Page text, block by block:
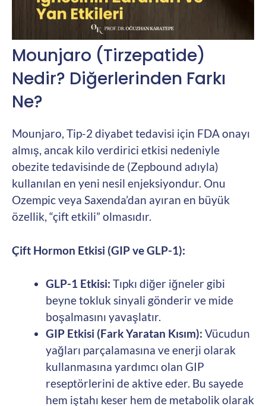
Mounjaro (Tirzepatide)
Nedir? Diğerlerinden Farkı
Ne?
Mounjaro, Tip-2 diyabet tedavisi için FDA onayı
almış, ancak kilo verdirici etkisi nedeniyle
obezite tedavisinde de (Zepbound adıyla)
kullanılan en yeni nesil enjeksiyondur. Onu
Ozempic veya Saxenda’dan ayıran en büyük
özellik, “çift etkili” olmasıdır.
Çift Hormon Etkisi (GIP ve GLP-1):
GLP-1 Etkisi: Tıpkı diğer iğneler gibi
beyne tokluk sinyali gönderir ve mide
boşalmasını yavaşlatır.
GIP Etkisi (Fark Yaratan Kısım): Vücudun
yağları parçalamasına ve enerji olarak
kullanmasına yardımcı olan GIP
reseptörlerini de aktive eder. Bu sayede
hem iştahı keser hem de metabolik olarak